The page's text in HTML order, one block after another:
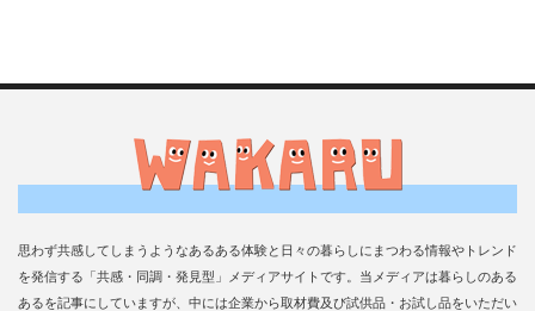
思わず共感してしまうようなあるある体験と日々の暮らしにまつわる情報やトレンド
を発信する「共感・同調・発見型」メディアサイトです。当メディアは暮らしのある
あるを記事にしていますが、中には企業から取材費及び試供品・お試し品をいただい